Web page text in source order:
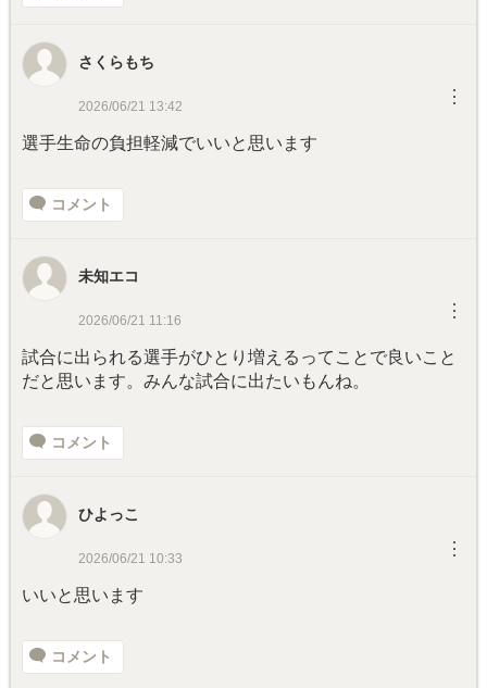
さくらもち
2026/06/21 13:42 ︙
選手生命の負担軽減でいいと思います
コメント
未知エコ
2026/06/21 11:16 ︙
試合に出られる選手がひとり増えるってことで良いこと
だと思います。みんな試合に出たいもんね。
コメント
ひよっこ
2026/06/21 10:33 ︙
いいと思います
コメント